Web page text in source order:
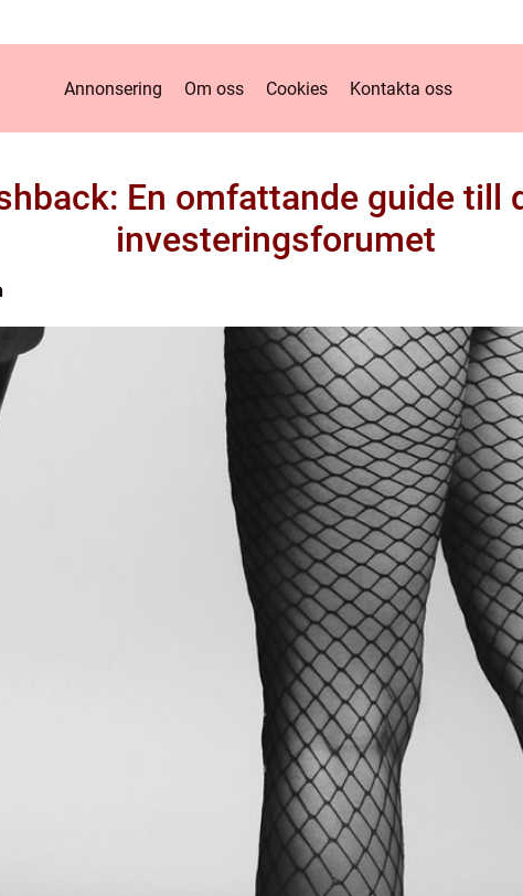
Annonsering Om oss Cookies Kontakta oss
En omfattande guide till
investeringsforumet